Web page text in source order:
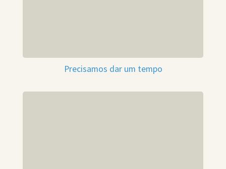
Precisamos dar um tempo